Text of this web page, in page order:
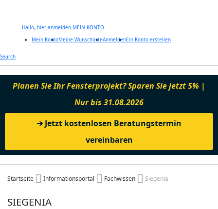
Hallo, hier anmelden MEIN KONTO
Mein KontoMeine WunschlisteAnmeldenEin Konto erstellen
Search
Planen Sie Ihr Fensterprojekt? Sparen Sie jetzt 5% |
Nur bis 31.08.2026
➔ Jetzt kostenlosen Beratungstermin
vereinbaren
Startseite Informationsportal Fachwissen Siegenia
SIEGENIA